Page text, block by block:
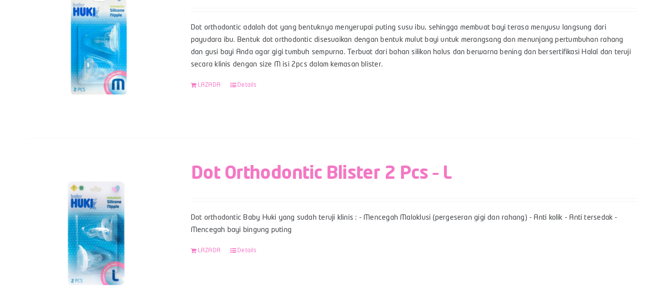
Dot orthodontic adalah dot yang bentuknya menyerupai puting susu ibu, sehingga membuat bayi terasa menyusu langsung dari
payudara ibu. Bentuk dot orthodontic disesuaikan dengan bentuk mulut bayi untuk merangsang dan menunjang pertumbuhan rahang
dan gusi bayi Anda agar gigi tumbuh sempurna. Terbuat dari bahan silikon halus dan berwarna bening dan bersertifikasi Halal dan teruji
secara klinis dengan size M isi 2pcs dalam kemasan blister.
LAZADA Details
Dot Orthodontic Blister 2 Pcs – L
Dot orthodontic Baby Huki yang sudah teruji klinis : - Mencegah Maloklusi (pergeseran gigi dan rahang) - Anti kolik - Anti tersedak -
Mencegah bayi bingung puting
LAZADA Details